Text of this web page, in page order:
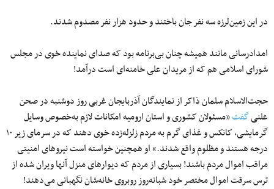
در این زمین‌لرزه سه نفر جان باختند و حدود هزار نفر مصدوم شدند.
امدادرسانی مانند همیشه چنان بی‌برنامه بود که صدای نماینده خوی در مجلس
شورای اسلامی هم که از مریدان علی خامنه‌ای است درآمد!
حجت‌الاسلام سلمان ذاکر از نمایندگان آذربایجان غربی روز دوشنبه در صحن
علنیگفت«مسئولان کشوری و استان ارومیه امکانات لازم به‌خصوص وسایل
گرمایشی، کانکس و غذای گرم به مردم زلزله‌زده خوی دهند که در سرمای زیر ۱۰
درجه هستند و مظلوم واقع شدند.» او همچنین خواسته است نیروهای امنیتی
مراقب اموال مردم باشند! بسیاری از مردم که دیوارهای منزل آنها ویران شده از
ترس سرقت اموال مختصر خود شبانه‌روز روبروی خانه‌شان نگهبانی می‌دهند!